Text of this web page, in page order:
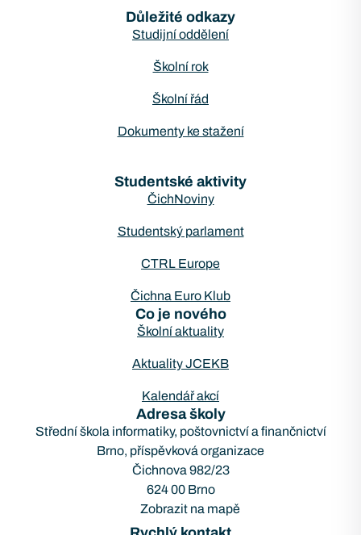
Důležité odkazy
Studijní oddělení
Školní rok
Školní řád
Dokumenty ke stažení
Studentské aktivity
ČichNoviny
Studentský parlament
CTRL Europe
Čichna Euro Klub
Co je nového
Školní aktuality
Aktuality JCEKB
Kalendář akcí
Adresa školy
Střední škola informatiky, poštovnictví a finančnictví
Brno, příspěvková organizace
Čichnova 982/23
624 00 Brno
Zobrazit na mapě